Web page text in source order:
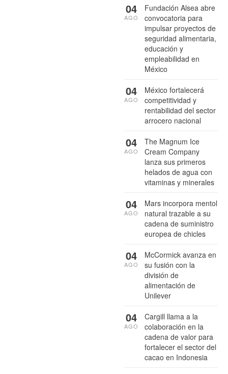
Fundación Alsea abre
convocatoria para
impulsar proyectos de
seguridad alimentaria,
educación y
empleabilidad en
México
04
AGO
México fortalecerá
competitividad y
rentabilidad del sector
arrocero nacional
04
AGO
The Magnum Ice
Cream Company
lanza sus primeros
helados de agua con
vitaminas y minerales
04
AGO
Mars incorpora mentol
natural trazable a su
cadena de suministro
europea de chicles
04
AGO
McCormick avanza en
su fusión con la
división de
alimentación de
Unilever
04
AGO
Cargill llama a la
colaboración en la
cadena de valor para
fortalecer el sector del
cacao en Indonesia
04
AGO